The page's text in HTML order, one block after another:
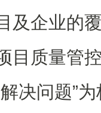
及企业的
目质量管
决问题”